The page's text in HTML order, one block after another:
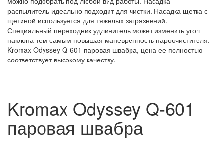
распылитель идеально подходит для чистки. Насадка щетка с
щетиной используется для тяжелых загрязнений.
Специальный переходник удлинитель может изменить угол
наклона тем самым повышая маневренность пароочистителя.
Kromax Odyssey Q-601 паровая швабра, цена ее полностью
соответствует высокому качеству.
Kromax Odyssey Q-601
паровая швабра